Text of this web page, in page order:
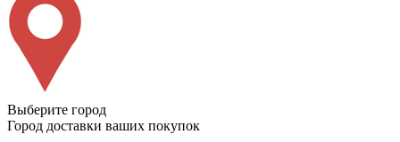
Выберите город
Город доставки ваших покупок